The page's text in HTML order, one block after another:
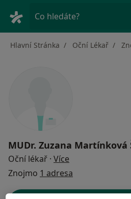
Co hledáte?
Hlavní Stránka Oční Lékař
MUDr. Zuzana Martínková
Oční lékař · Více
Znojmo 1 adresa